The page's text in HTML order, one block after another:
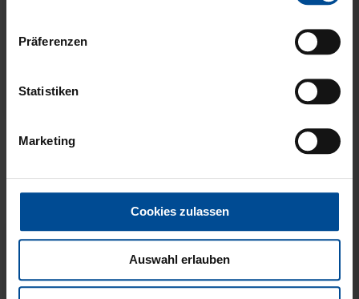
Präferenzen
Statistiken
Marketing
Cookies zulassen
Auswahl erlauben
SWEATER KARLSRUHE SWEATER KARLSRUHE